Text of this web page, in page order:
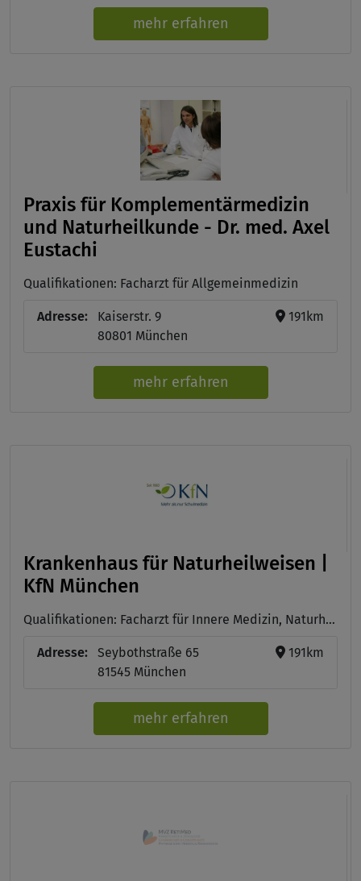
mehr erfahren
Praxis für Komplementärmedizin
und Naturheilkunde - Dr. med. Axel
Eustachi
Qualifikationen: Facharzt für Allgemeinmedizin
Adresse:
Kaiserstr. 9
80801 München
191km
mehr erfahren
Krankenhaus für Naturheilweisen |
KfN München
Qualifikationen: Facharzt für Innere Medizin, Naturheilverfahren und Homöopathie, Ausbildung zur staatlich anerkannten (Alten-) Pflegefachkraft , Vollwertkoch, diätetisch geschulter Koch, Gesundheitstrainer für Ernährung (UGB) und Fastenleiter (UGB)
Adresse:
Seybothstraße 65
81545 München
191km
mehr erfahren